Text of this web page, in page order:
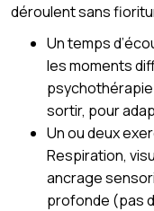
déroulent sans
Un temps
les moments
psychothérapie
sortir, pour
Un ou deux
Respiration,
ancrage
profonde (pas